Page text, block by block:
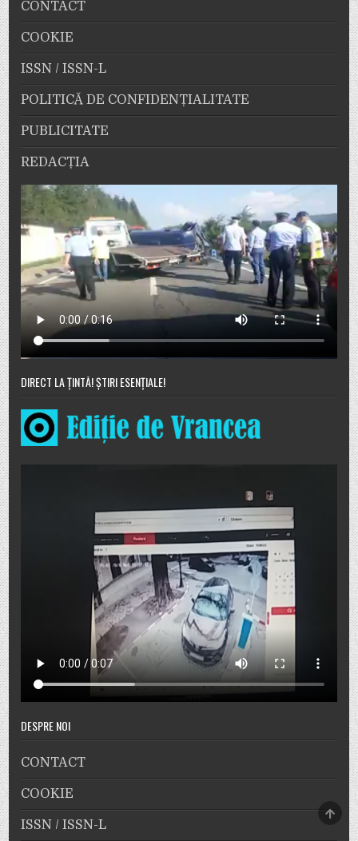
CONTACT
COOKIE
ISSN / ISSN-L
POLITICĂ DE CONFIDENȚIALITATE
PUBLICITATE
REDACȚIA
DIRECT LA ȚINTĂ! ȘTIRI ESENȚIALE!
DESPRE NOI
CONTACT
COOKIE
ISSN / ISSN-L
TOP